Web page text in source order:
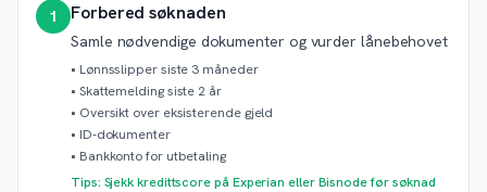
1 Forbered søknaden
Samle nødvendige dokumenter og vurder lånebehovet
• Lønnsslipper siste 3 måneder
• Skattemelding siste 2 år
• Oversikt over eksisterende gjeld
• ID-dokumenter
• Bankkonto for utbetaling
Tips: Sjekk kredittscore på Experian eller Bisnode før søknad